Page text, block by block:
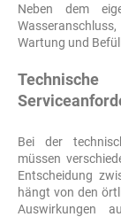
Neben dem
Wartung und
Bei der
müssen
Entscheidung
hängt von den
Auswirkungen